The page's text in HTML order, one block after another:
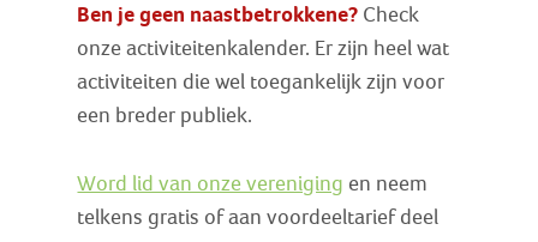
Ben je geen naastbetrokkene? Check
onze activiteitenkalender. Er zijn heel wat
activiteiten die wel toegankelijk zijn voor
een breder publiek.
Word lid van onze vereniging en neem
telkens gratis of aan voordeeltarief deel